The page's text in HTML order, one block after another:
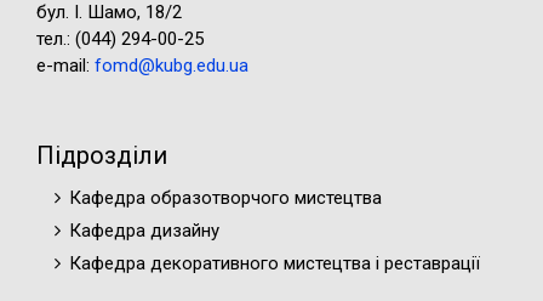
бул. І. Шамо, 18/2
тел.: (044) 294-00-25
e-mail: fomd@kubg.edu.ua
Підрозділи
Кафедра образотворчого мистецтва
Кафедра дизайну
Кафедра декоративного мистецтва і реставрації